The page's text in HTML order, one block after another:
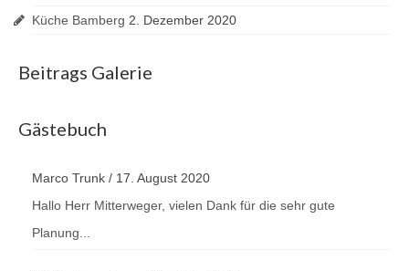
Küche Bamberg 2. Dezember 2020
Beitrags Galerie
Gästebuch
Marco Trunk / 17. August 2020
Hallo Herr Mitterweger, vielen Dank für die sehr gute
Planung...